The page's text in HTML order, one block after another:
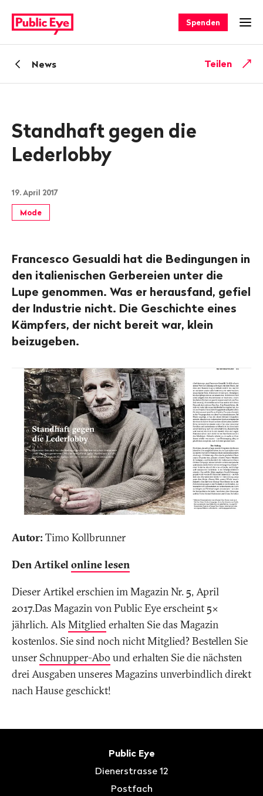
auf
publiceye.ch
Spenden
ZurückNews Teilen
Standhaft gegen die
Lederlobby
19. April 2017
Mode
Francesco Gesualdi hat die Bedingungen in
den italienischen Gerbereien unter die
Lupe genommen. Was er herausfand, gefiel
der Industrie nicht. Die Geschichte eines
Kämpfers, der nicht bereit war, klein
beizugeben.
Autor: Timo Kollbrunner
Den Artikelonline lesen
Dieser Artikel erschien im Magazin Nr. 5, April
2017.Das Magazin von Public Eye erscheint 5x
jährlich. Als Mitgliederhalten Sie das Magazin
kostenlos. Sie sind noch nicht Mitglied? Bestellen Sie
unser Schnupper-Abo und erhalten Sie die nächsten
drei Ausgaben unseres Magazins unverbindlich direkt
nach Hause geschickt!
Public Eye
Dienerstrasse 12
Postfach